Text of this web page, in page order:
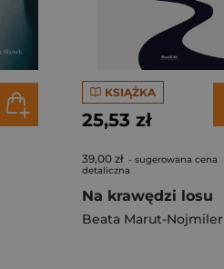
KSIĄŻKA
25,53 zł
39,00 zł - sugerowana cena
detaliczna
Na krawędzi losu
Beata Marut-Nojmiler